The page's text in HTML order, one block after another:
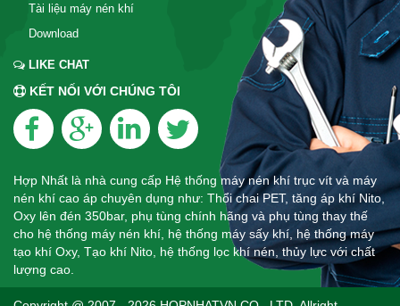
Tài liệu máy nén khí
Download
LIKE CHAT
KẾT NỐI VỚI CHÚNG TÔI
Hợp Nhất là nhà cung cấp Hệ thống máy nén khí trục vít và máy
nén khí cao áp chuyên dụng như: Thổi chai PET, tăng áp khí Nito,
Oxy lên đén 350bar, phụ tùng chính hãng và phụ tùng thay thế
cho hệ thống máy nén khí, hệ thống máy sấy khí, hệ thống máy
tạo khí Oxy, Tạo khí Nito, hệ thống lọc khí nén, thủy lực với chất
lượng cao.